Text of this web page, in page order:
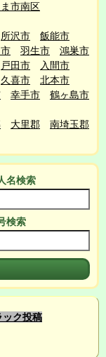
市南区
所沢市
飯能市
羽生市
鴻巣市
戸田市
入間市
久喜市
北本市
幸手市
鶴ヶ島市
大里郡
南埼玉郡
名検索
検索
ック投稿